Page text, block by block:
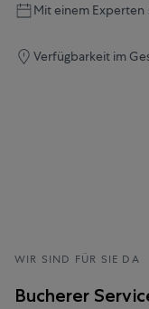
Mit einem Experten
Verfügbarkeit im
WIR SIND FÜR SIE DA
Bucherer